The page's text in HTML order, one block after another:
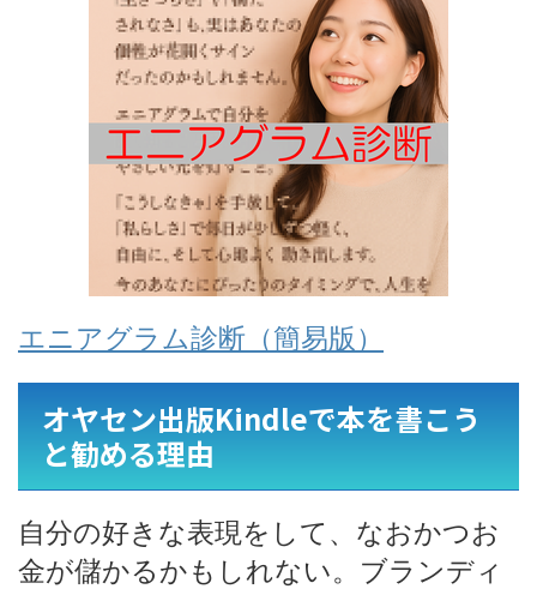
エニアグラム診断（簡易版）
オヤセン出版Kindleで本を書こう
と勧める理由
自分の好きな表現をして、なおかつお
金が儲かるかもしれない。ブランディ